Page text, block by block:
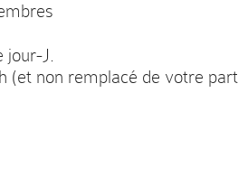
jour-J.
(et non remplacé de votre